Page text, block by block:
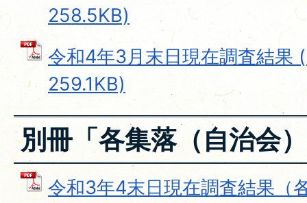
258.5KB)
令和4年3月末日現在調査結果
259.1KB)
別冊「各集落（自治会
令和3年4末日現在調査結果（